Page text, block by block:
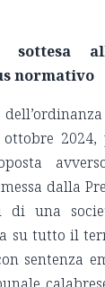
normativo
2024,
dalla
di una
su tutto il
sentenza